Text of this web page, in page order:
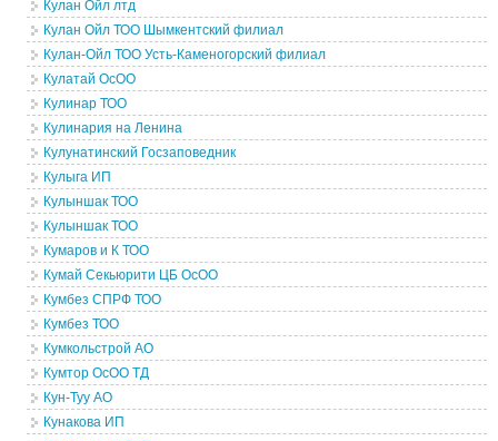
Кулан Ойл лтд
Кулан Ойл ТОО Шымкентский филиал
Кулан-Ойл ТОО Усть-Каменогорский филиал
Кулатай ОсОО
Кулинар ТОО
Кулинария на Ленина
Кулунатинский Госзаповедник
Кулыга ИП
Кулыншак ТОО
Кулыншак ТОО
Кумаров и К ТОО
Кумай Секьюрити ЦБ ОсОО
Кумбез СПРФ ТОО
Кумбез ТОО
Кумкольстрой АО
Кумтор ОсОО ТД
Кун-Туу АО
Кунакова ИП